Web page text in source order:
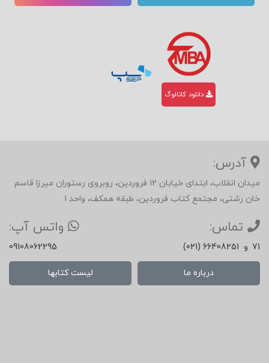
دانلود کاتالوگ
آدرس:
میدان انقلاب، ابتدای خیابان 12 فروردین، روبروی رستوران میرزا قاسم
خان رشتی، مجتمع کتاب فروردین، طبقه همکف، واحد 1
تماس:
(021) 66408251 و 71
واتس آپ:
09108062295
درباره ما لیست کتابها